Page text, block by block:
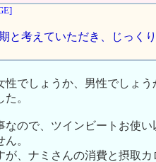
と考えていただき、じっく
性でしょうか、男性でしょ
。
なので、ツインビートお使
。
が、ナミさんの消費と摂取